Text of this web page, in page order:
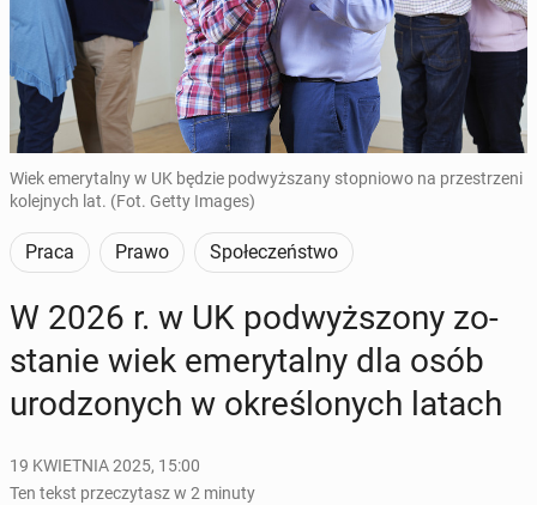
Wiek emerytalny w UK​​ będzie podwyższany stopniowo na przestrzeni
kolejnych lat. (Fot. Getty Images)
Praca Prawo Społeczeństwo
W 2026 r. w UK pod­wyż­szo­ny zo­
sta­nie wiek eme­ry­tal­ny dla osób
uro­dzo­nych w okre­ślo­nych latach
19 KWIETNIA 2025, 15:00
Ten tekst przeczytasz w 2 minuty